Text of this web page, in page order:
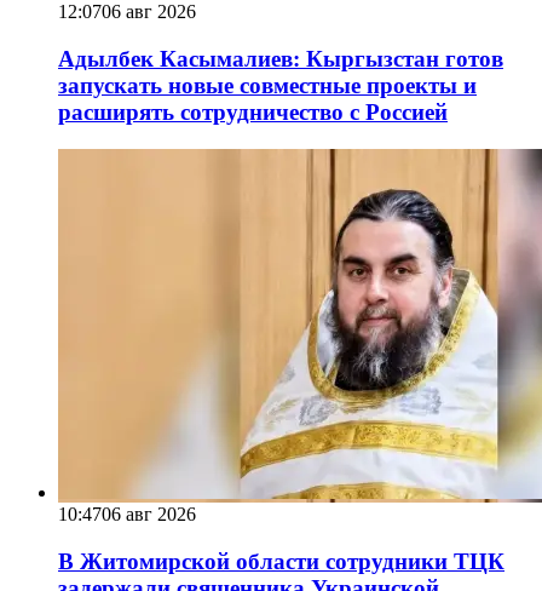
12:0706 авг 2026
Адылбек Касымалиев: Кыргызстан готов
запускать новые совместные проекты и
расширять сотрудничество с Россией
10:4706 авг 2026
В Житомирской области сотрудники ТЦК